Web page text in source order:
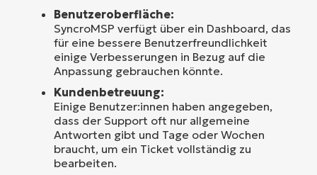
Benutzeroberfläche:
SyncroMSP verfügt über ein Dashboard, das
für eine bessere Benutzerfreundlichkeit
einige Verbesserungen in Bezug auf die
Anpassung gebrauchen könnte.
Kundenbetreuung:
Einige Benutzer:innen haben angegeben,
dass der Support oft nur allgemeine
Antworten gibt und Tage oder Wochen
braucht, um ein Ticket vollständig zu
bearbeiten.